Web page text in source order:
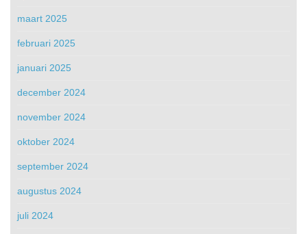
maart 2025
februari 2025
januari 2025
december 2024
november 2024
oktober 2024
september 2024
augustus 2024
juli 2024